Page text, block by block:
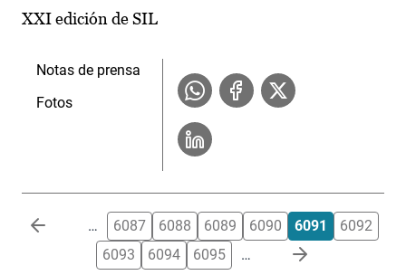
XXI edición de SIL
Notas de prensa
Fotos
Paginación … 6087 6088 6089 6090 6091
6092
6093
6094 6095 …